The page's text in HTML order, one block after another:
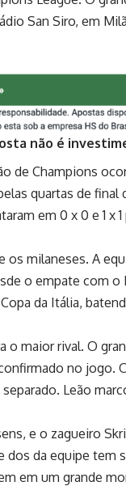
San Siro, em
não é
de Champions
quartas de final
em 0 x 0 e 1 x
milaneses. A
o empate com o
da Itália,
o maior rival. O
no jogo.
Leão
e o zagueiro
da equipe tem
em um grande